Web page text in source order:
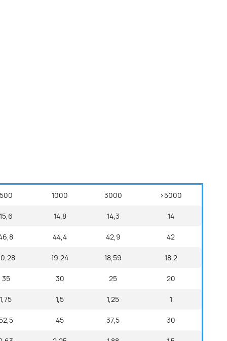
500 1000 3000 >5000
15,6 14,8 14,3 14
44,4 42,9 42
19,24 18,59 18,2
35 30 25 20
1,75 1,5 1,25 1
45 37,5 30